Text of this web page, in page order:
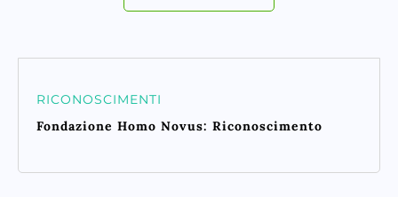
RICONOSCIMENTI
Fondazione Homo Novus: Riconoscimento